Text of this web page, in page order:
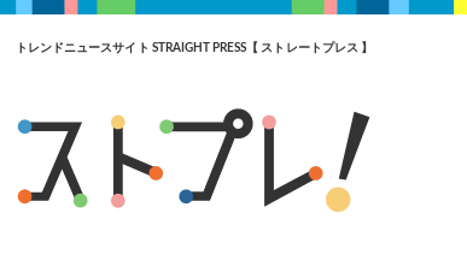
トレンドニュースサイト STRAIGHT PRESS【 ストレートプレス 】